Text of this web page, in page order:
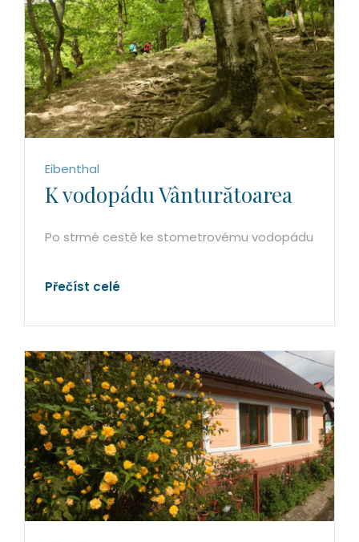
Eibenthal
K vodopádu Vânturătoarea
Po strmé cestě ke stometrovému vodopádu
Přečíst celé